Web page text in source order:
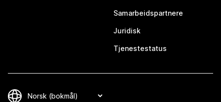
Samarbeidspartnere
Juridisk
Tjenestestatus